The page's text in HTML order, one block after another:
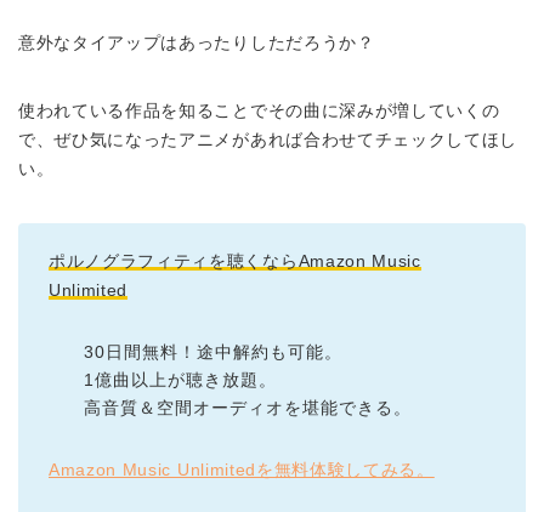
意外なタイアップはあったりしただろうか？
使われている作品を知ることでその曲に深みが増していくの
で、ぜひ気になったアニメがあれば合わせてチェックしてほし
い。
ポルノグラフィティを聴くならAmazon Music
Unlimited
30日間無料！途中解約も可能。
1億曲以上が聴き放題。
高音質＆空間オーディオを堪能できる。
Amazon Music Unlimitedを無料体験してみる。